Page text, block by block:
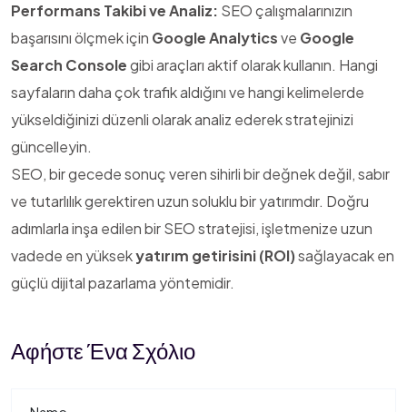
Performans Takibi ve Analiz: SEO çalışmalarınızın
başarısını ölçmek için Google Analyticsve Google
Search Consolegibi araçları aktif olarak kullanın. Hangi
sayfaların daha çok trafik aldığını ve hangi kelimelerde
yükseldiğinizi düzenli olarak analiz ederek stratejinizi
güncelleyin.
SEO, bir gecede sonuç veren sihirli bir değnek değil, sabır
ve tutarlılık gerektiren uzun soluklu bir yatırımdır. Doğru
adımlarla inşa edilen bir SEO stratejisi, işletmenize uzun
vadede en yüksekyatırım getirisini (ROI)sağlayacak en
güçlü dijital pazarlama yöntemidir.
Αφήστε Ένα Σχόλιο